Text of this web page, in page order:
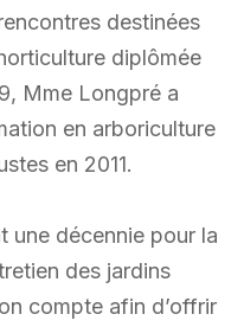
destinées
diplômée
Mme Longpré a
en arboriculture
en 2011.
une décennie pour la
des jardins
compte afin d’offrir